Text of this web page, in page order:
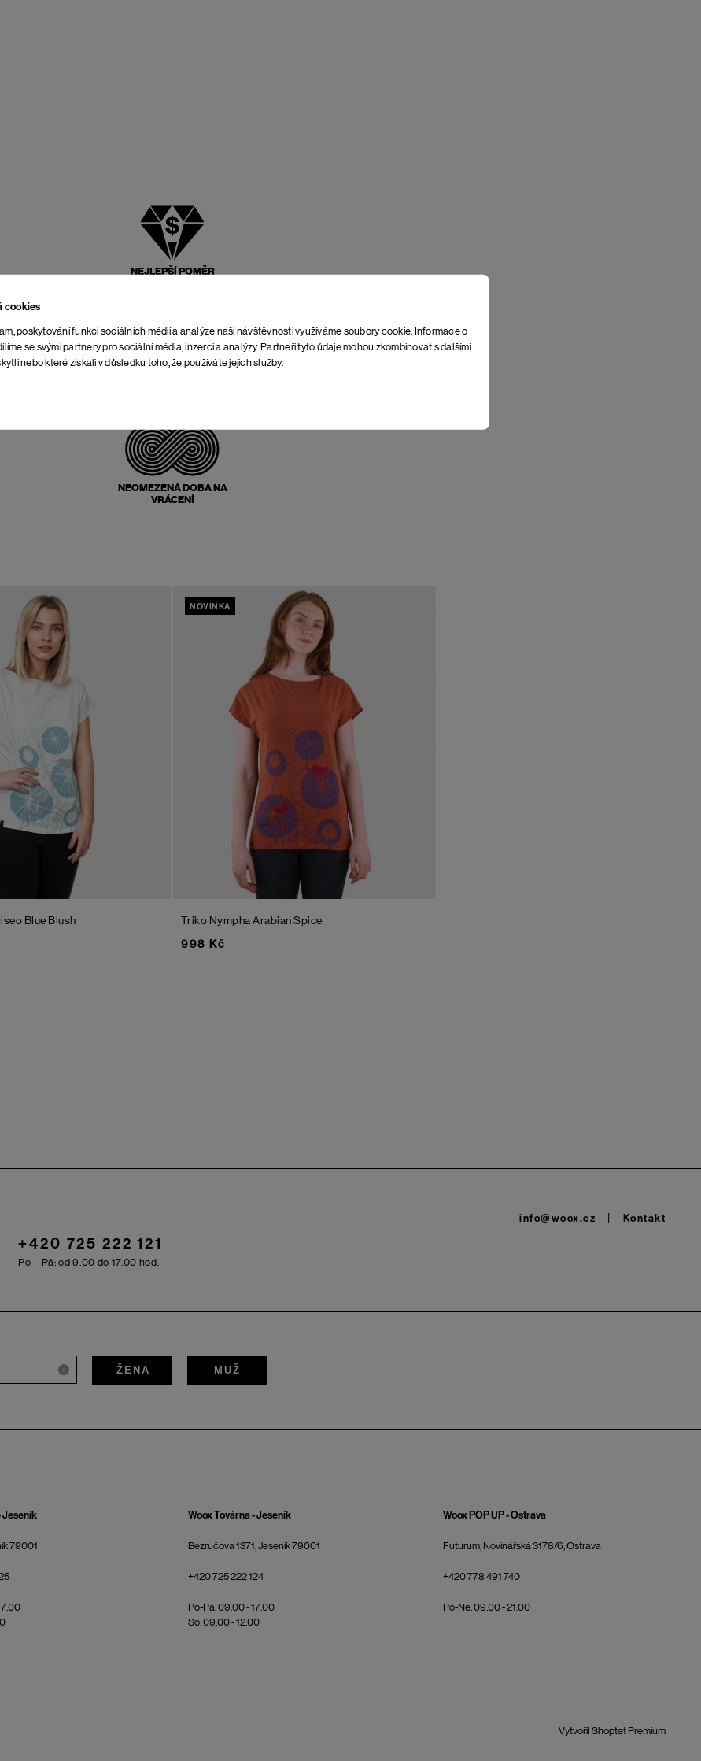
cookies
poskytování funkcí sociálních médií a analýze naší návštěvnosti využíváme soubory cookie. Informace o
se svými partnery pro sociální média, inzerci a analýzy. Partneři tyto údaje mohou zkombinovat s dalšími
nebo které získali v důsledku toho, že používáte jejich služby.
NEJLEPŠÍ POMĚR
NEOMEZENÁ DOBA NA
VRÁCENÍ
Blue Blush
NOVINKA
Triko NymphaArabian Spice
998 Kč
+420 725 222 121
Po – Pá: od 9.00 do 17.00 hod.
info@woox.cz Kontakt
i ŽENA MUŽ
Jeseník
79001
Woox Továrna - Jeseník
Bezručova 1371, Jeseník 79001
+420 725 222 124
Po-Pá: 09:00 - 17:00
So: 09:00 - 12:00
Woox POP UP - Ostrava
Futurum, Novinářská 3178/6, Ostrava
+420 778 491 740
Po-Ne: 09:00 - 21:00
Vytvořil Shoptet Premium